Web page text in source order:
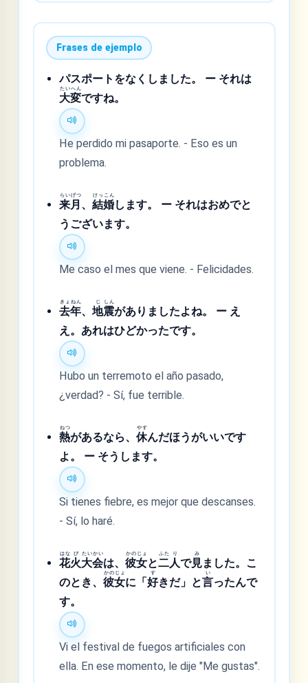
Frases de ejemplo
パスポートをなくしました。 ー それは
大
たい
変
へん
ですね。
He perdido mi pasaporte. - Eso es un
problema.
来
らい
月
げつ
、結
けっ
婚
こん
します。 ー それはおめでと
うございます。
Me caso el mes que viene. - Felicidades.
去
きょ
年
ねん
、地
じ
震
しん
がありましたよね。 ー え
え。あれはひどかったです。
Hubo un terremoto el año pasado,
¿verdad? - Sí, fue terrible.
熱
ねつ
があるなら、休
やす
んだほうがいいです
よ。 ー そうします。
Si tienes fiebre, es mejor que descanses.
- Sí, lo haré.
花
はな
火
び
大
たい
会
かい
は、彼
かの
女
じょ
と二
ふた
人
り
で見
み
ました。こ
のとき、彼
かの
女
じょ
に「好
す
きだ」と言
い
ったんで
す。
Vi el festival de fuegos artificiales con
ella. En ese momento, le dije "Me gustas".